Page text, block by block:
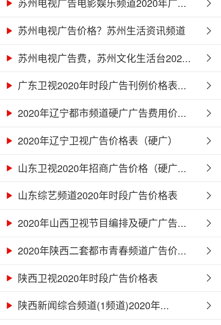
苏州电视广告价格？苏州生活资讯频道
2...苏州电视广告费，苏州文化生活台202...
广东卫视2020年时段广告刊例价格表...
2020年辽宁都市频道硬广广告费用价...
2020年辽宁卫视广告价格表（硬广）
山东卫视2020年招商广告价格（硬广...
山东综艺频道2020年时段广告价格表
2020年山西卫视节目编排及硬广广告...
2020年陕西二套都市青春频道广告价...
陕西卫视2020年时段广告价格表
陕西新闻综合频道(1频道)2020年...